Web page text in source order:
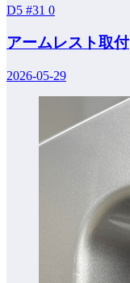
D5 #31 0
アームレスト取付
2026-05-29